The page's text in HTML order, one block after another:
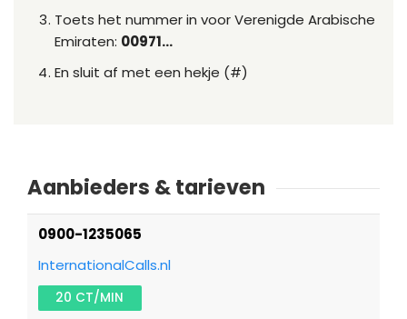
Toets het nummer in voor Verenigde Arabische
Emiraten: 00971...
En sluit af met een hekje (#)
Aanbieders & tarieven
0900-1235065
InternationalCalls.nl
20 CT/MIN